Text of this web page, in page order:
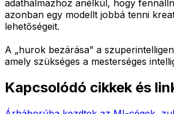
adathalmazhoz anélkül, hogy
azonban egy modellt jobbá tenni
lehetőségeit.
A „hurok bezárása” a
amely szükséges a mesterséges
Kapcsolódó cikkek és